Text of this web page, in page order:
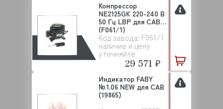
Код завода: F061/1
наличие и цену
уточняйте
Компрессор
NE2125GK 220-240 В
50 Гц LBP для CAB
(F061/1)
29 571 ₽
Индикатор FABY
№1.06 NEW для САВ
(19865)